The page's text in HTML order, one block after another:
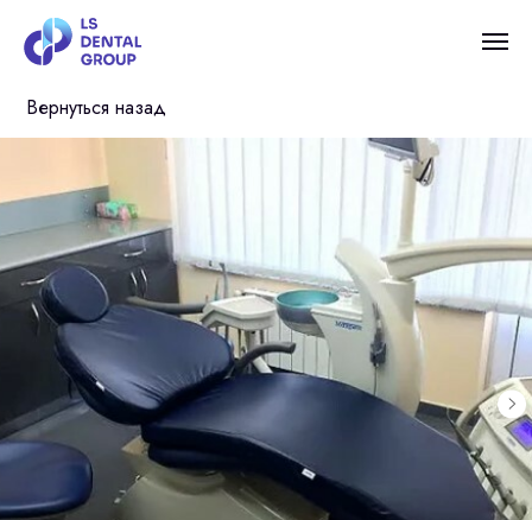
Вернуться назад